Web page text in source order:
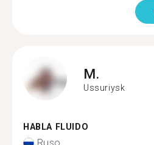
M.
Ussuriysk
HABLA FLUIDO